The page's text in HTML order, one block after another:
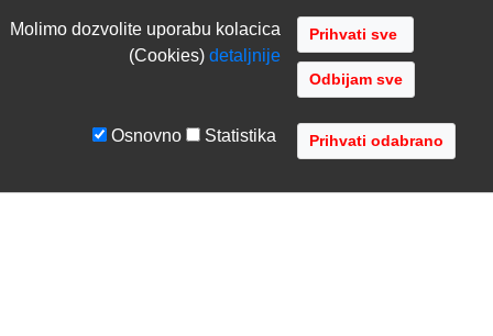
Molimo dozvolite uporabu kolacica
(Cookies)detaljnije
Odbijam sve
Osnovno Statistika